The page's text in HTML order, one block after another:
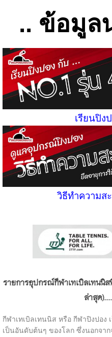
.. ข้อมูล
เรียนปิง
วิธีทำความส
รายการอุปกรณ์กีฬาเทเบิลเทนนิส
ล่าสุด
กีฬาเทเบิลเทนนิส หรือ กีฬาปิงปอง
เป็นอันดับต้นๆ ของโลก ซึ่งนอกจา